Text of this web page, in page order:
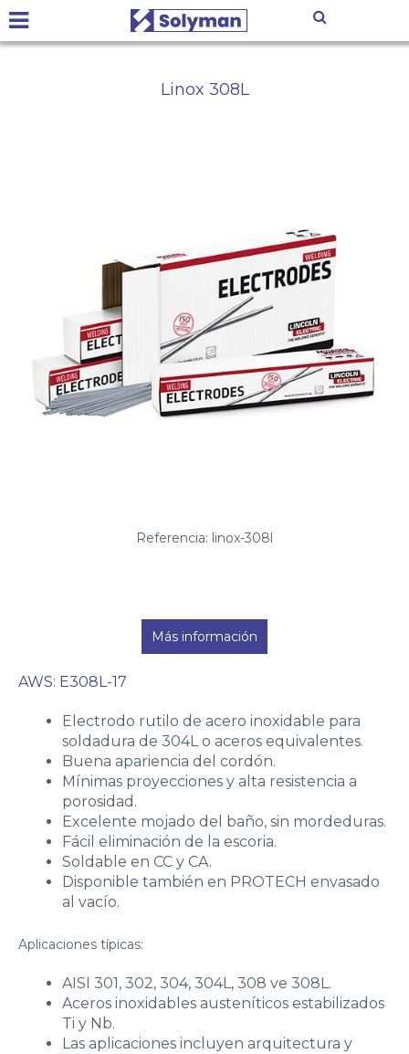
Linox 308L
Referencia: linox-308l
AWS: E308L-17
Electrodo rutilo de acero inoxidable para
soldadura de 304L o aceros equivalentes.
Buena apariencia del cordón.
Mínimas proyecciones y alta resistencia a
porosidad.
Excelente mojado del baño, sin mordeduras.
Fácil eliminación de la escoria.
Soldable en CC y CA.
Disponible también en PROTECH envasado
al vacío.
Aplicaciones típicas:
AISI 301, 302, 304, 304L, 308 ve 308L.
Aceros inoxidables austeníticos estabilizados
Ti y Nb.
Las aplicaciones incluyen arquitectura y
Más información